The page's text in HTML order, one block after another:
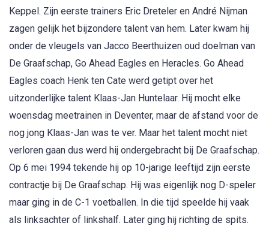
Keppel. Zijn eerste trainers Eric Dreteler en André Nijman
zagen gelijk het bijzondere talent van hem. Later kwam hij
onder de vleugels van Jacco Beerthuizen oud doelman van
De Graafschap, Go Ahead Eagles en Heracles. Go Ahead
Eagles coach Henk ten Cate werd getipt over het
uitzonderlijke talent Klaas-Jan Huntelaar. Hij mocht elke
woensdag meetrainen in Deventer, maar de afstand voor de
nog jong Klaas-Jan was te ver. Maar het talent mocht niet
verloren gaan dus werd hij ondergebracht bij De Graafschap.
Op 6 mei 1994 tekende hij op 10-jarige leeftijd zijn eerste
contractje bij De Graafschap. Hij was eigenlijk nog D-speler
maar ging in de C-1 voetballen. In die tijd speelde hij vaak
als linksachter of linkshalf. Later ging hij richting de spits.